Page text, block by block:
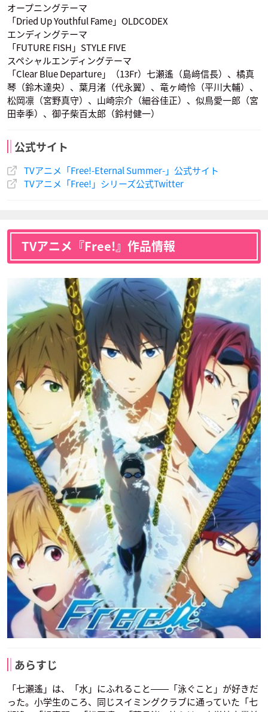
オープニングテーマ
「Dried Up Youthful Fame」OLDCODEX
エンディングテーマ
「FUTURE FISH」STYLE FIVE
スペシャルエンディングテーマ
「Clear Blue Departure」（13Fr）七瀬遙（島﨑信長）、橘真
琴（鈴木達央）、葉月渚（代永翼）、竜ヶ崎怜（平川大輔）、
松岡凛（宮野真守）、山崎宗介（細谷佳正）、似鳥愛一郎（宮
田幸季）、御子柴百太郎（鈴村健一）
公式サイト
TVアニメ「Free!-Eternal Summer-」公式サイト
TVアニメ「Free!」シリーズ公式Twitter
TVアニメ『Free!』作品情報
あらすじ
「七瀬遙」は、「水」にふれること――「泳ぐこと」が好きだ
った。小学生のころ、同じスイミングクラブに通っていた「七